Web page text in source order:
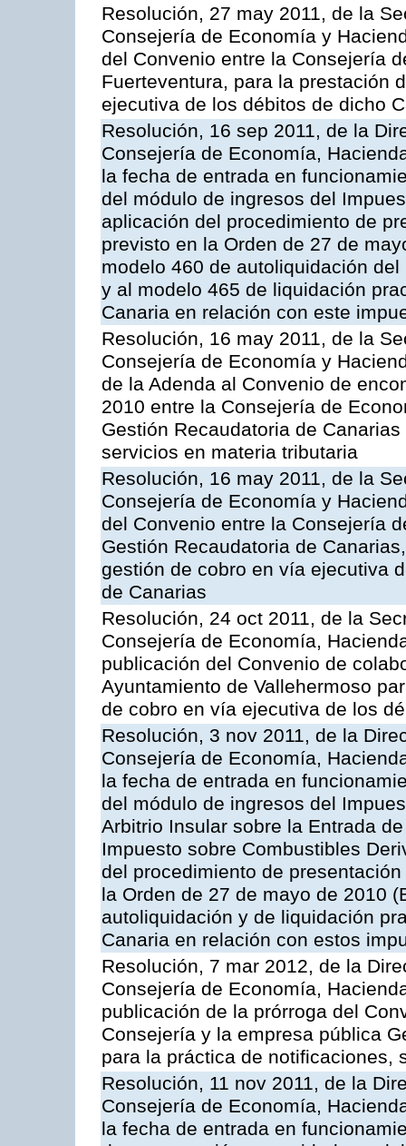
Resolución, 27 may 2011, de la
Consejería de Economía y
del Convenio entre la Consejería
Fuerteventura, para la prestación
ejecutiva de los débitos de dicho
Resolución, 16 sep 2011, de la
Consejería de Economía,
la fecha de entrada en
del módulo de ingresos del
aplicación del procedimiento de
previsto en la Orden de 27 de
modelo 460 de autoliquidación
y al modelo 465 de liquidación
Canaria en relación con este
Resolución, 16 may 2011, de la
Consejería de Economía y
de la Adenda al Convenio de
2010 entre la Consejería de
Gestión Recaudatoria de
servicios en materia tributaria
Resolución, 16 may 2011, de la
Consejería de Economía y
del Convenio entre la Consejería
Gestión Recaudatoria de
gestión de cobro en vía ejecutiva
de Canarias
Resolución, 24 oct 2011, de la
Consejería de Economía,
publicación del Convenio de
Ayuntamiento de Vallehermoso
de cobro en vía ejecutiva de los
Resolución, 3 nov 2011, de la
Consejería de Economía,
la fecha de entrada en
del módulo de ingresos del
Arbitrio Insular sobre la Entrada
Impuesto sobre Combustibles
del procedimiento de
la Orden de 27 de mayo de 2010
autoliquidación y de liquidación
Canaria en relación con estos
Resolución, 7 mar 2012, de la
Consejería de Economía,
publicación de la prórroga del
Consejería y la empresa pública
para la práctica de notificaciones,
Resolución, 11 nov 2011, de la
Consejería de Economía,
la fecha de entrada en